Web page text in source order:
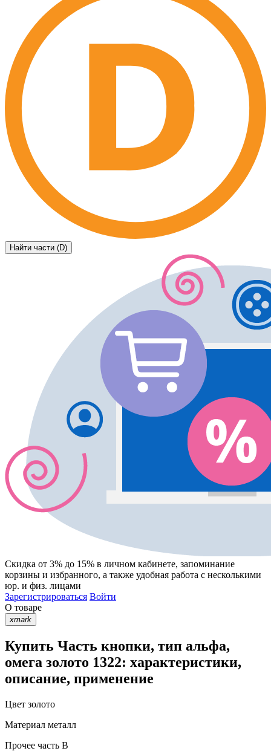
Найти части (D)
Скидка от 3% до 15% в личном кабинете, запоминание
корзины и избранного, а также удобная работа с несколькими
юр. и физ. лицами
Зарегистрироваться Войти
О товаре
xmark
Купить Часть кнопки, тип альфа,
омега золото 1322: характеристики,
описание, применение
Цвет золото
Материал металл
Прочее часть B